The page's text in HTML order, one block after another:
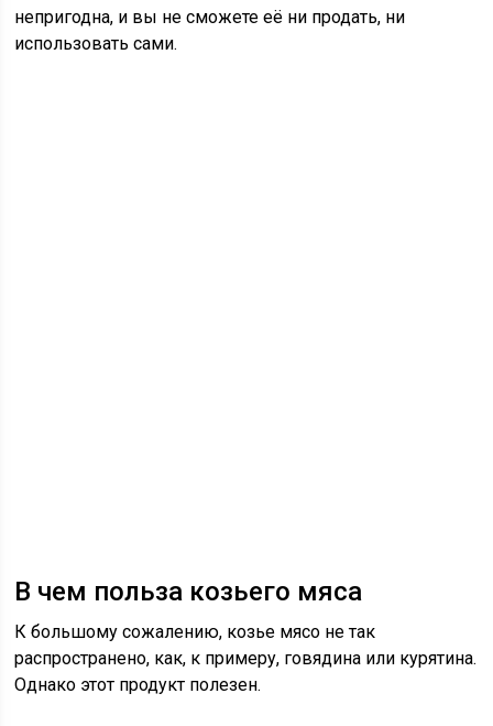
непригодна, и вы не сможете её ни продать, ни
использовать сами.
В чем польза козьего мяса
К большому сожалению, козье мясо не так
распространено, как, к примеру, говядина или курятина.
Однако этот продукт полезен.